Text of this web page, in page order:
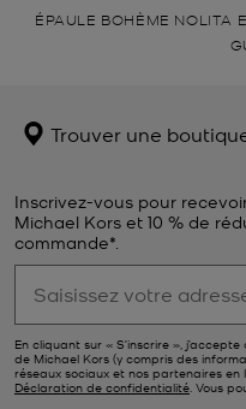
ÉPAULE BOHÈME NOLITA
Trouver une
Inscrivez-vous pour
Michael Kors et 10 % de
commande*.
En cliquant sur « S’inscrire »,
de Michael Kors (y compris des
réseaux sociaux et nos partenaires
Déclaration de confidentialité . Vous